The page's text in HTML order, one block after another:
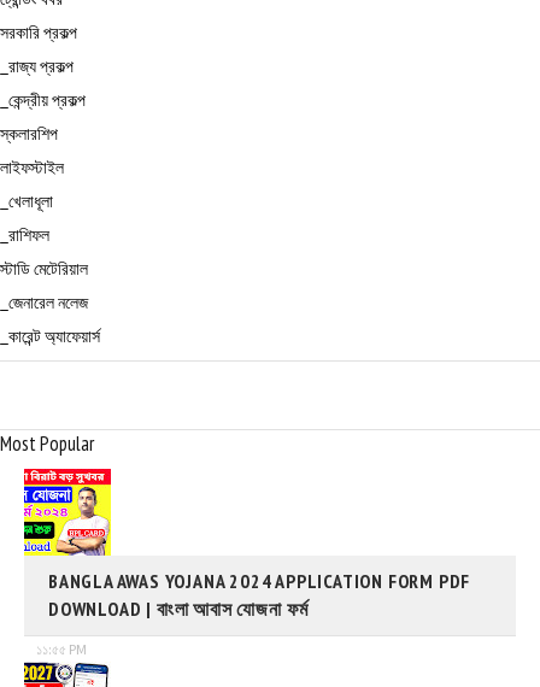
সরকারি প্রকল্প
_রাজ্য প্রকল্প
_কেন্দ্রীয় প্রকল্প
স্কলারশিপ
লাইফস্টাইল
_খেলাধূলা
_রাশিফল
স্টাডি মেটেরিয়াল
_জেনারেল নলেজ
_কারেন্ট অ্যাফেয়ার্স
Most Popular
BANGLA AWAS YOJANA 2024 APPLICATION FORM PDF
DOWNLOAD | বাংলা আবাস যোজনা ফর্ম
১১:৫৫ PM